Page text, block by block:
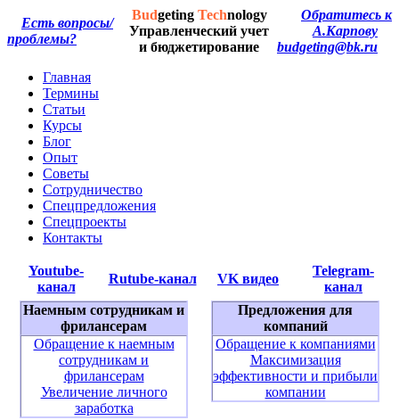
Есть вопросы/
проблемы?
Budgeting Technology
Управленческий учет
и бюджетирование
Обратитесь к
А.Карпову
budgeting@bk.ru
Главная
Термины
Статьи
Курсы
Блог
Опыт
Советы
Сотрудничество
Спецпредложения
Спецпроекты
Контакты
Youtube-
канал
Rutube-канал VK видео
Telegram-
канал
Наемным сотрудникам и
фрилансерам
Обращение к наемным
сотрудникам и
фрилансерам
Увеличение личного
заработка
Предложения для
компаний
Обращение к компаниями
Максимизация
эффективности и прибыли
компании